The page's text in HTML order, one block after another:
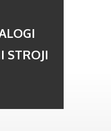
STROJI